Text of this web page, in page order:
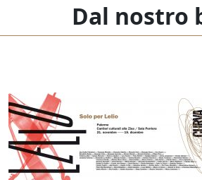
Dal nostro